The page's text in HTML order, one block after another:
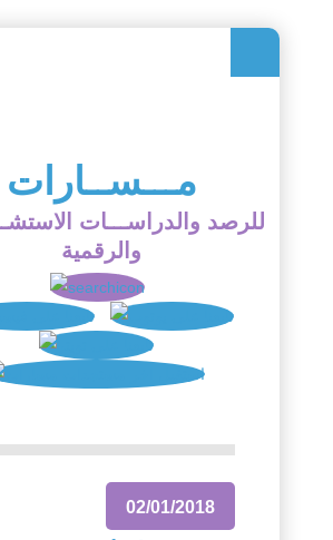
مـــســارات
للرصد والدراســـات
والرقمية
02/01/2018